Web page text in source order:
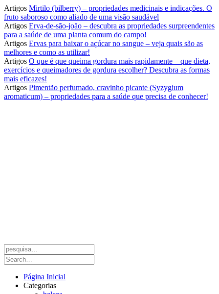
Artigos Mirtilo (bilberry) – propriedades medicinais e indicações. O
fruto saboroso como aliado de uma visão saudável
Artigos Erva-de-são-joão – descubra as propriedades surpreendentes
para a saúde de uma planta comum do campo!
Artigos Ervas para baixar o açúcar no sangue – veja quais são as
melhores e como as utilizar!
Artigos O que é que queima gordura mais rapidamente – que dieta,
exercícios e queimadores de gordura escolher? Descubra as formas
mais eficazes!
Artigos Pimentão perfumado, cravinho picante (Syzygium
aromaticum) – propriedades para a saúde que precisa de conhecer!
Página Inicial
Categorias